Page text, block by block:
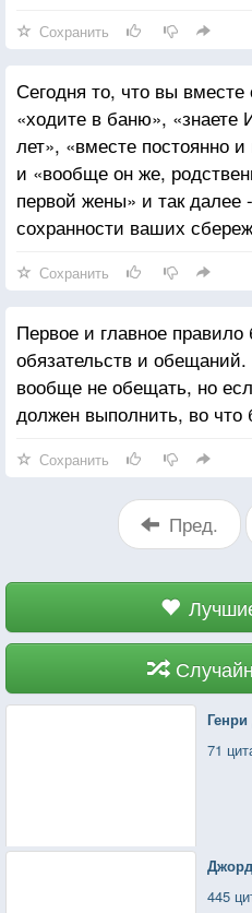
Сохранить
Сегодня то, что вы вместе
«ходите в баню», «знаете
лет», «вместе постоянно
и «вообще он же,
первой жены» и так далее
сохранности ваших
Сохранить
Первое и главное
обязательств и
вообще не обещать, но
должен выполнить, во что
Сохранить
Пред.
71
445